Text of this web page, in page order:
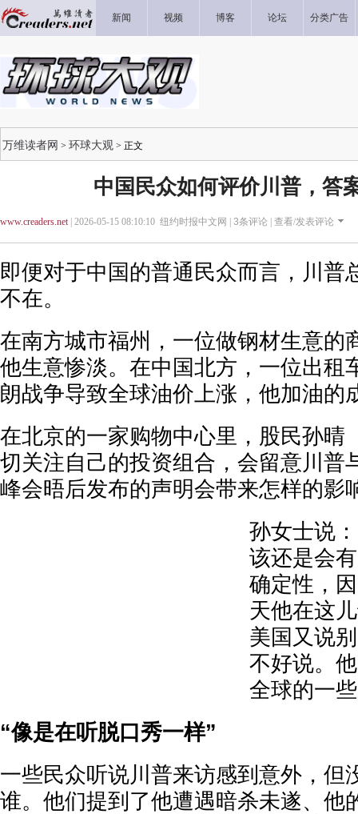
新闻 视频 博客 论坛 分类广告
万维读者网 > 环球大观 > 正文
中国民众如何评价川普，答
www.creaders.net| 2026-05-15 08:10:10 纽约时报中文网 | 3条评论 | 查看/发表评论
即便对于中国的普通民众而言，川普
不在。
在南方城市福州，一位做钢材生意的
他生意惨淡。在中国北方，一位出租
朗战争导致全球油价上涨，他加油的
在北京的一家购物中心里，股民孙晴
切关注自己的投资组合，会留意川普
峰会晤后发布的声明会带来怎样的影
孙女士说
该还是会
确定性，
天他在这
美国又说
不好说。
全球的一
“像是在听脱口秀一样”
一些民众听说川普来访感到意外，但
谁。他们提到了他遭遇暗杀未遂、他